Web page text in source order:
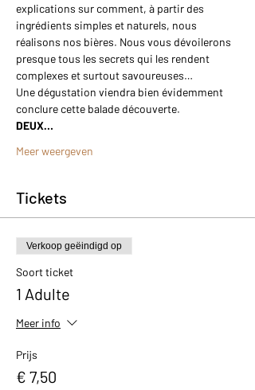
explications sur comment, à partir des
ingrédients simples et naturels, nous
réalisons nos bières. Nous vous dévoilerons
presque tous les secrets qui les rendent
complexes et surtout savoureuses…
Une dégustation viendra bien évidemment
conclure cette balade découverte.
DEUX…
Meer weergeven
Tickets
Verkoop geëindigd op
Soort ticket
1 Adulte
Meer info
Prijs
€ 7,50